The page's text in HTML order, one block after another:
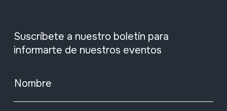
Suscríbete a nuestro boletín para
informarte de nuestros eventos
Nombre